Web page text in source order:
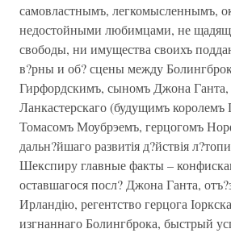
самовластнымъ, легкомысленнымъ,
недостойными любимцами, не
свободы, ни имущества своихъ
в?рны и об? сцены между
Гирфордскимъ, сыномъ Джона Ганта,
Ланкастерскаго (будущимъ королемъ
Томасомъ Моубрэемъ, герцогомъ
дальн?йшаго развитія д?йствія
Шекспиру главные факты –
оставшагося посл? Джона Ганта,
Ирландію, регентство герцога
изгнаннаго Болингброка, быстрый